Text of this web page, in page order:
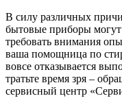
В силу различных
бытовые приборы могут
требовать внимания
ваша помощница по
вовсе отказывается
тратьте время зря –
сервисный центр